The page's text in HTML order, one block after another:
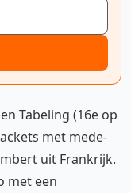
Tabeling (16e op
met mede-
uit Frankrijk.
met een